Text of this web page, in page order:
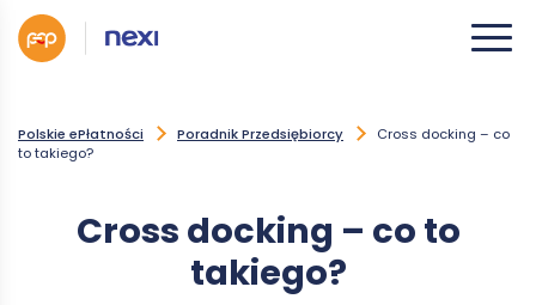
Polskie ePłatności Poradnik Przedsiębiorcy
Cross docking – co
to takiego?
Cross docking – co to
takiego?